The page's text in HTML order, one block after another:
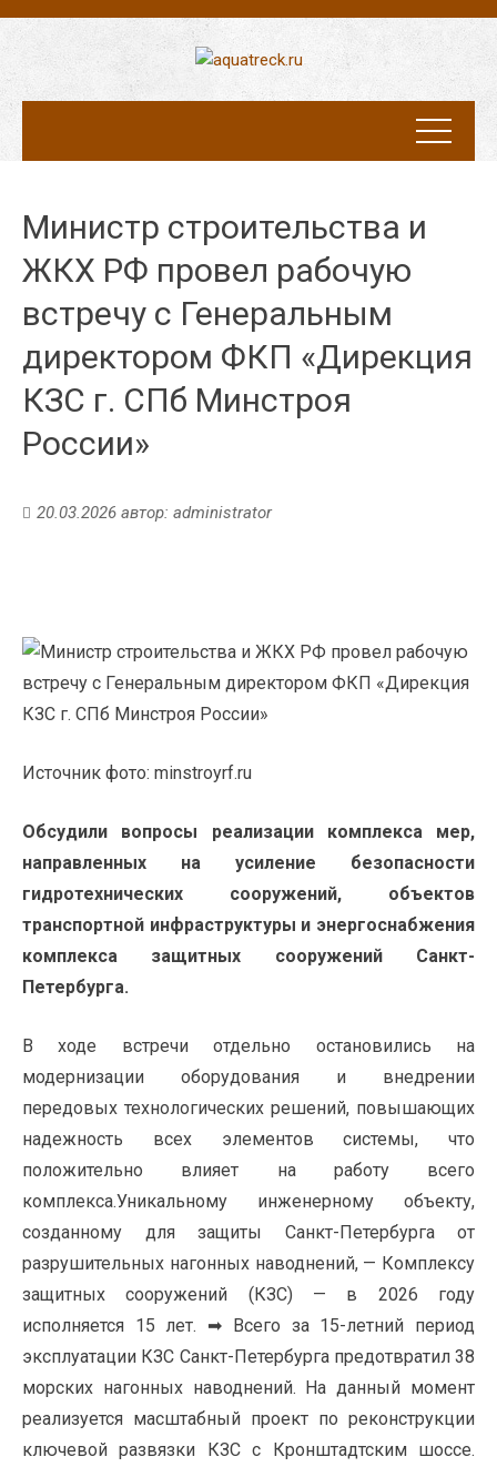
Министр строительства и
ЖКХ РФ провел рабочую
встречу с Генеральным
директором ФКП «Дирекция
КЗС г. СПб Минстроя
России»
20.03.2026 автор: administrator
Источник фото: minstroyrf.ru
Обсудили вопросы реализации комплекса мер,
направленных на усиление безопасности
гидротехнических сооружений, объектов
транспортной инфраструктуры и энергоснабжения
комплекса защитных сооружений Санкт-
Петербурга.
В ходе встречи отдельно остановились на
модернизации оборудования и внедрении
передовых технологических решений, повышающих
надежность всех элементов системы, что
положительно влияет на работу всего
комплекса.Уникальному инженерному объекту,
созданному для защиты Санкт-Петербурга от
разрушительных нагонных наводнений, — Комплексу
защитных сооружений (КЗС) — в 2026 году
исполняется 15 лет. ➡ Всего за 15-летний период
эксплуатации КЗС Санкт-Петербурга предотвратил 38
морских нагонных наводнений. На данный момент
реализуется масштабный проект по реконструкции
ключевой развязки КЗС с Кронштадтским шоссе.